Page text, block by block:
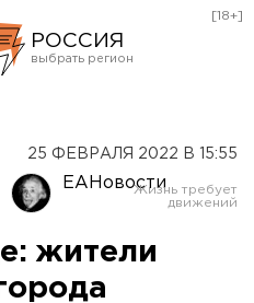
РОССИЯ
Оренбург
[18+]
25 ФЕВРАЛЯ 2022 В 15:55
ЕАНовости
жители